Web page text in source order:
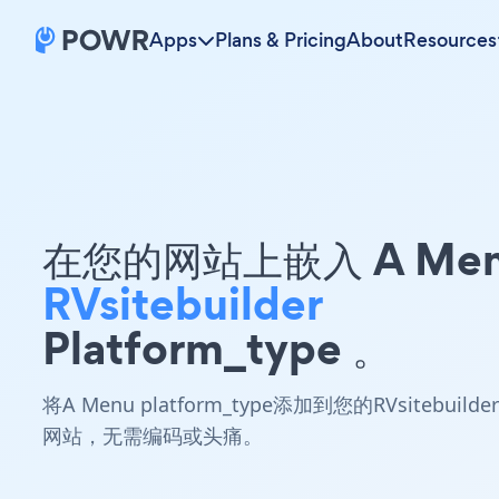
Apps Plans & PricingAboutResources
在您的网站上嵌入 A
RVsitebuilder
Platform_type 。
将A Menu platform_type添加到您的RVsitebuilder
网站，无需编码或头痛。